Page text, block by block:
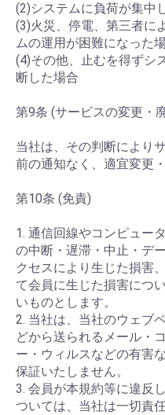
(2)システムに負荷が集中
(3)火災、停電、第三者に
ムの運用が困難になった
(4)その他、止むを得ずシ
断した場合
第9条 (サービスの変更・
当社は、その判断により
前の通知なく、適宜変更
第10条 (免責)
1. 通信回線やコンピュー
の中断・遅滞・中止・デ
クセスにより生じた損害
て会員に生じた損害につ
いものとします。
2. 当社は、当社のウェブ
どから送られるメール・
ー・ウィルスなどの有害
保証いたしません。
3. 会員が本規約等に違反
ついては、当社は一切責